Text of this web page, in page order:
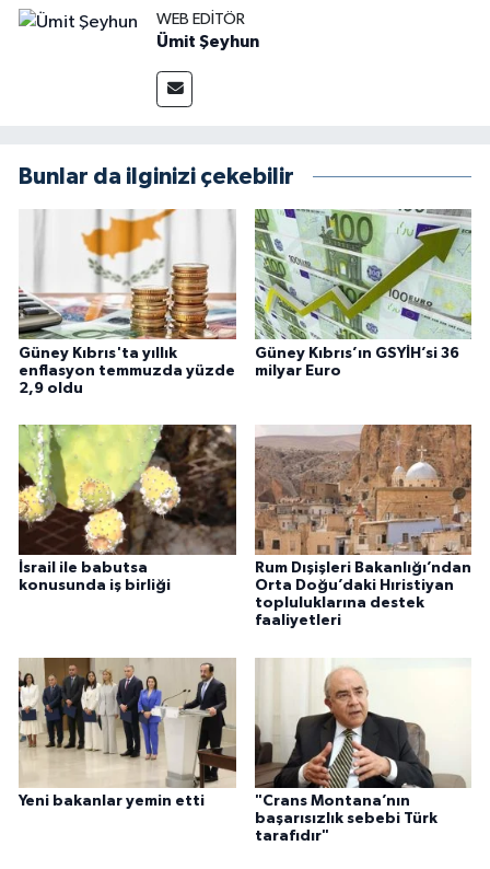
WEB EDITÖR
Ümit Şeyhun
Bunlar da ilginizi çekebilir
Güney Kıbrıs'ta yıllık
enflasyon temmuzda yüzde
2,9 oldu
Güney Kıbrıs’ın GSYİH’si 36
milyar Euro
İsrail ile babutsa
konusunda iş birliği
Rum Dışişleri Bakanlığı’ndan
Orta Doğu’daki Hıristiyan
topluluklarına destek
faaliyetleri
Yeni bakanlar yemin etti
"Crans Montana’nın
başarısızlık sebebi Türk
tarafıdır"